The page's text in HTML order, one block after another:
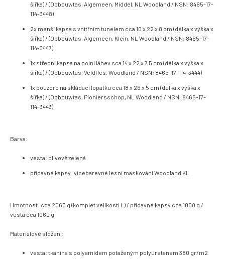
šířka) / (Opbouwtas, Algemeen, Middel, NL Woodland / NSN: 8465-17-
114-3448)
2x menší kapsa s vnitřním tunelem cca 10 x 22 x 8 cm (délka x výška x
šířka) / (Opbouwtas, Algemeen, Klein, NL Woodland / NSN: 8465-17-
114-3447)
1x střední kapsa na polní láhev cca 14 x 22 x 7,5 cm (délka x výška x
šířka) / (Opbouwtas, Veldfles, Woodland / NSN: 8465-17-114-3444)
1x pouzdro na skládací lopatku cca 18 x 26 x 5 cm (délka x výška x
šířka) / (Opbouwtas, Pioniersschop, NL Woodland / NSN: 8465-17-
114-3443)
Barva:
vesta: olivově zelená
přídavné kapsy: vícebarevné lesní maskování Woodland KL
Hmotnost: cca 2060 g (komplet velikosti L) / přídavné kapsy cca 1000 g /
vesta cca 1060 g
Materiálové složení:
vesta: tkanina s polyamidem potaženým polyuretanem 380 gr/m2